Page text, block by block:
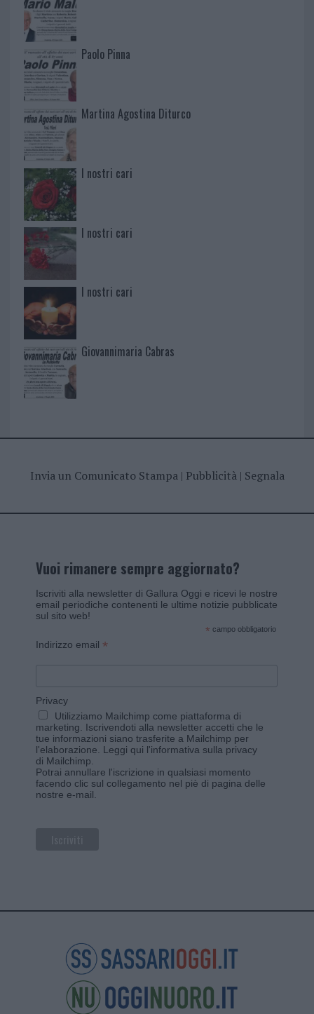
Paolo Pinna
Martina Agostina Diturco
I nostri cari
I nostri cari
I nostri cari
Giovannimaria Cabras
Invia un Comunicato Stampa| Pubblicità| Segnala
Vuoi rimanere sempre aggiornato?
Iscriviti alla newsletter di Gallura Oggi e ricevi le nostre
email periodiche contenenti le ultime notizie pubblicate
sul sito web!
* campo obbligatorio
Indirizzo email *
Privacy
Utilizziamo Mailchimp come piattaforma di
marketing. Iscrivendoti alla newsletter accetti che le
tue informazioni siano trasferite a Mailchimp per
l'elaborazione. Leggi qui l'informativa sulla privacy
di Mailchimp
Potrai annullare l'iscrizione in qualsiasi momento
facendo clic sul collegamento nel piè di pagina delle
nostre e-mail.